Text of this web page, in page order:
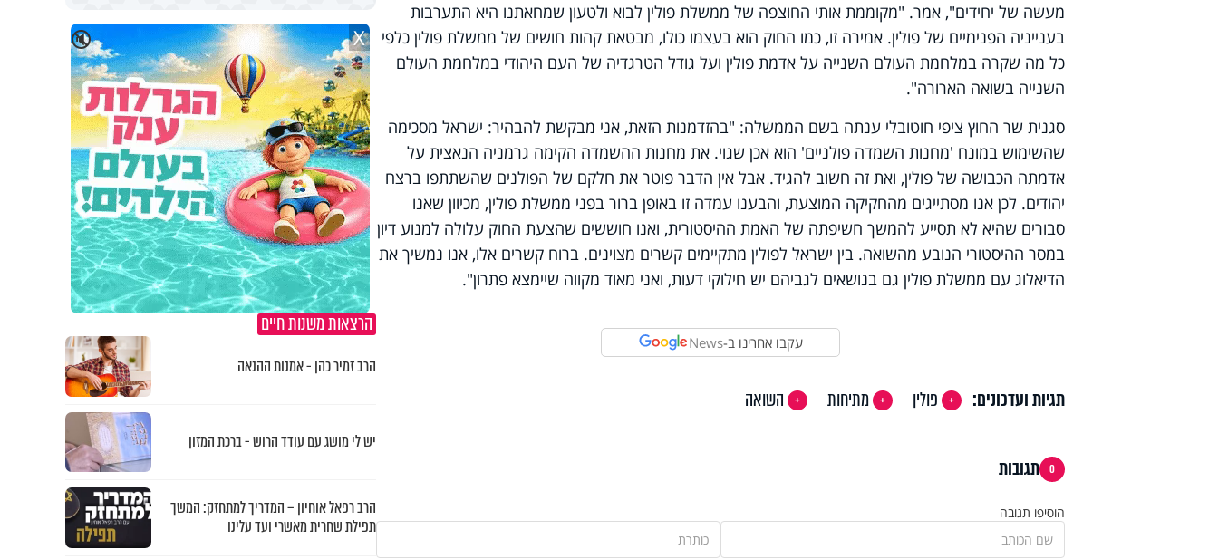
מעשה של יחידים", אמר. "מקוממת אותי החוצפה של ממשלת פולין לבוא ולטעון שמחאתנו היא התערבות
בענייניה הפנימיים של פולין. אמירה זו, כמו החוק הוא בעצמו כולו, מבטאת קהות חושים של ממשלת פולין כלפי
כל מה שקרה במלחמת העולם השנייה על אדמת פולין ועל גודל הטרגדיה של העם היהודי במלחמת העולם
השנייה בשואה הארורה".
סגנית שר החוץ ציפי חוטובלי ענתה בשם הממשלה: "בהזדמנות הזאת, אני מבקשת להבהיר: ישראל מסכימה
שהשימוש במונח 'מחנות השמדה פולניים' הוא אכן שגוי. את מחנות ההשמדה הקימה גרמניה הנאצית על
אדמתה הכבושה של פולין, ואת זה חשוב להגיד. אבל אין הדבר פוטר את חלקם של הפולנים שהשתתפו ברצח
יהודים. לכן אנו מסתייגים מהחקיקה המוצעת, והבענו עמדה זו באופן ברור בפני ממשלת פולין, מכיוון שאנו
סבורים שהיא לא תסייע להמשך חשיפתה של האמת ההיסטורית, ואנו חוששים שהצעת החוק עלולה למנוע דיון
במסר ההיסטורי הנובע מהשואה. בין ישראל לפולין מתקיימים קשרים מצוינים. ברוח קשרים אלו, אנו נמשיך את
הדיאלוג עם ממשלת פולין גם בנושאים לגביהם יש חילוקי דעות, ואני מאוד מקווה שיימצא פתרון".
עקבו אחרינו ב-News
תגיות ועדכונים: פולין מתיחות השואה
0 תגובות
הוסיפו תגובה
🔇 X
הרצאות משנות חיים
הרב זמיר כהן - אמנות ההנאה
יש לי מושג עם עודד הרוש - ברכת המזון
הרב רפאל אוחיון – המדריך למתחזק: המשך
תפילת שחרית מאשרי ועד עלינו